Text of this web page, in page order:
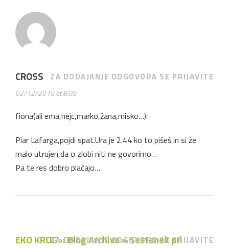
CROSS
02/12/2010 at 8:00
ZA DODAJANJE ODGOVORA SE PRIJAVITE
fiona(ali ema,nejc,marko,žana,misko…):
Piar Lafarga,pojdi spat.Ura je 2.44 ko to pišeš in si že
malo utrujen,da o zlobi niti ne govorimo…
Pa te res dobro plačajo…
EKO KROG » Blog Archive » Sestanek pri
ZA DODAJANJE ODGOVORA SE PRIJAVITE